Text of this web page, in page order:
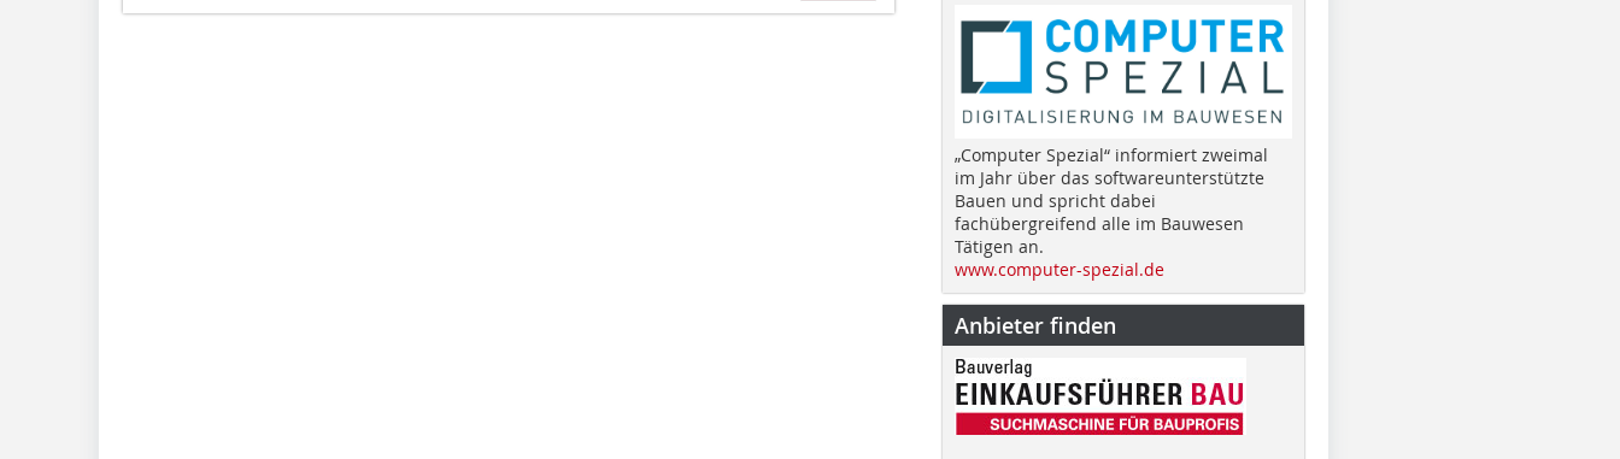
„Computer Spezial“ informiert zweimal
im Jahr über das softwareunterstützte
Bauen und spricht dabei
fachübergreifend alle im Bauwesen
Tätigen an.
www.computer-spezial.de
Anbieter finden